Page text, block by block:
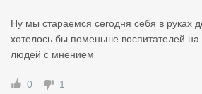
Ну мы стараемся сегодня себя в руках
хотелось бы поменьше воспитателей
людей с мнением
0 1